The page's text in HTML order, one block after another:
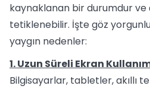
kaynaklanan bir durumdur
tetiklenebilir. İşte göz
yaygın nedenler:
1. Uzun Süreli Ekran
Bilgisayarlar, tabletler, akıllı